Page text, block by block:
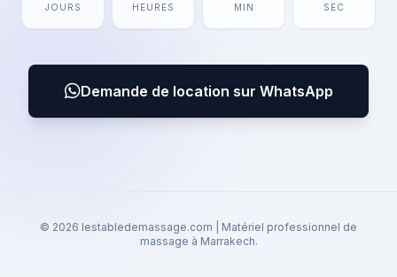
JOURS HEURES MIN SEC
Demande de location sur WhatsApp
© 2026 lestabledemassage.com | Matériel professionnel de
massage à Marrakech.